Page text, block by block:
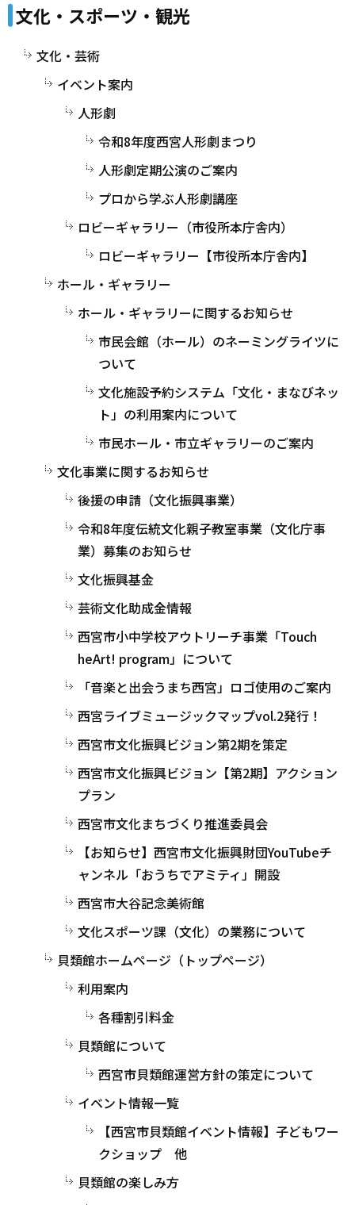
文化・スポーツ・観光
文化・芸術
イベント案内
人形劇
令和8年度西宮人形劇まつり
人形劇定期公演のご案内
プロから学ぶ人形劇講座
ロビーギャラリー（市役所本庁舎内）
ロビーギャラリー【市役所本庁舎内】
ホール・ギャラリー
ホール・ギャラリーに関するお知らせ
市民会館（ホール）のネーミングライツに
ついて
文化施設予約システム「文化・まなびネッ
ト」の利用案内について
市民ホール・市立ギャラリーのご案内
文化事業に関するお知らせ
後援の申請（文化振興事業）
令和8年度伝統文化親子教室事業（文化庁事
業）募集のお知らせ
文化振興基金
芸術文化助成金情報
西宮市小中学校アウトリーチ事業「Touch
heArt! program」について
「音楽と出会うまち西宮」ロゴ使用のご案内
西宮ライブミュージックマップvol.2発行！
西宮市文化振興ビジョン第2期を策定
西宮市文化振興ビジョン【第2期】アクション
プラン
西宮市文化まちづくり推進委員会
【お知らせ】西宮市文化振興財団YouTubeチ
ャンネル「おうちでアミティ」開設
西宮市大谷記念美術館
文化スポーツ課（文化）の業務について
貝類館ホームページ（トップページ）
利用案内
各種割引料金
貝類館について
西宮市貝類館運営方針の策定について
イベント情報一覧
【西宮市貝類館イベント情報】子どもワー
クショップ 他
貝類館の楽しみ方